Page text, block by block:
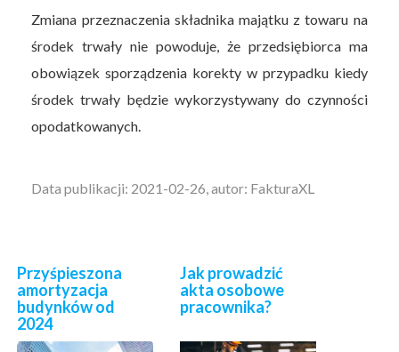
Zmiana przeznaczenia składnika majątku z towaru na
środek trwały nie powoduje, że przedsiębiorca ma
obowiązek sporządzenia korekty w przypadku kiedy
środek trwały będzie wykorzystywany do czynności
opodatkowanych.
Data publikacji: 2021-02-26, autor: FakturaXL
Przyśpieszona
amortyzacja
budynków od
2024
Jak prowadzić
akta osobowe
pracownika?